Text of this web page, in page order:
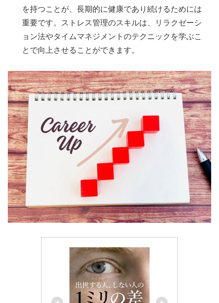
を持つことが、長期的に健康であり続けるためには
重要です。ストレス管理のスキルは、リラクゼーシ
ョン法やタイムマネジメントのテクニックを学ぶこ
とで向上させることができます。